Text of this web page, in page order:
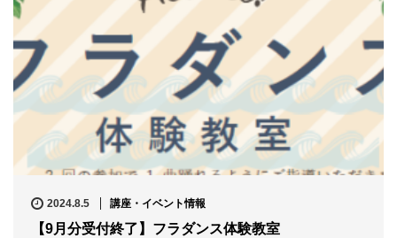
2024.8.5 講座・イベント情報
【9月分受付終了】フラダンス体験教室